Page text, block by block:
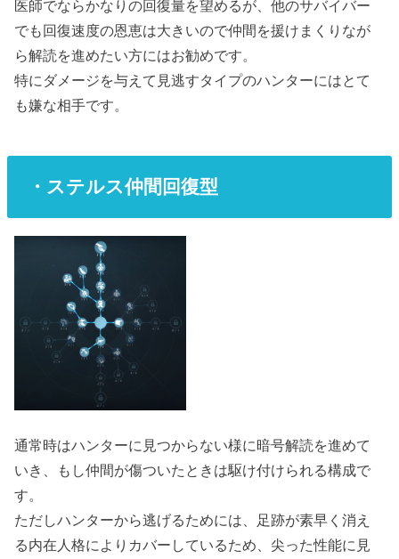
医師でならかなりの回復量を望めるが、他のサバイバー
でも回復速度の恩恵は大きいので仲間を援けまくりなが
ら解読を進めたい方にはお勧めです。
特にダメージを与えて見逃すタイプのハンターにはとて
も嫌な相手です。
・ステルス仲間回復型
通常時はハンターに見つからない様に暗号解読を進めて
いき、もし仲間が傷ついたときは駆け付けられる構成で
す。
ただしハンターから逃げるためには、足跡が素早く消え
る内在人格によりカバーしているため、尖った性能に見